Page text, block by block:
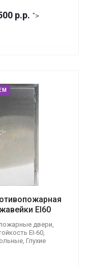
р.р. ">
EI60
двери,
EI-60,
Глухие